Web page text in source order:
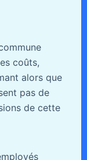
coûts,
alors que
pas de
de cette